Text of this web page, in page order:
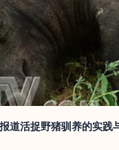
道活捉野猪驯养的实践